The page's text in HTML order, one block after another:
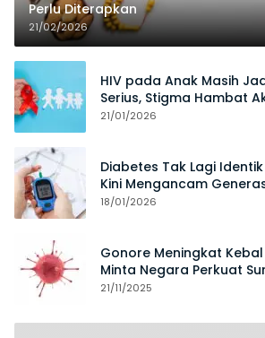
Perlu Diterapkan
21/02/2026
HIV pada Anak Masih
Serius, Stigma Hambat
21/01/2026
Diabetes Tak Lagi
Kini Mengancam
18/01/2026
Gonore Meningkat
Minta Negara Perkuat
21/11/2025